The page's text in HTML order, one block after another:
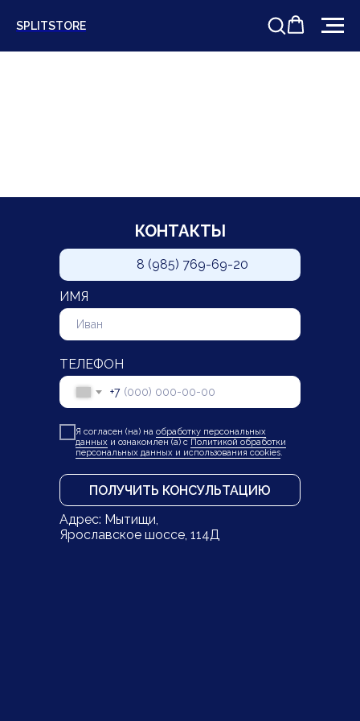
SPLITSTORE
Адрес: Мытищи,
Ярославское шоссе, 114Д
КОНТАКТЫ
8 (985) 769-69-20
ИМЯ
ТЕЛЕФОН
+7
Я согласен (на) на обработку персональных
данных и ознакомлен (а) с Политикой обработки
персональных данных и использования cookies.
ПОЛУЧИТЬ КОНСУЛЬТАЦИЮ